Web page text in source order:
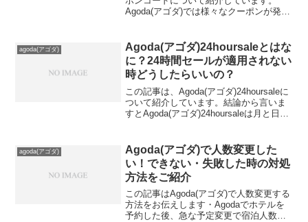
Agoda(アゴダ)では様々なクーポンが発行
クーポンは残念ですが、最大8000円オ...
agoda(アゴダ)
Agoda(アゴダ)24hoursaleとはな
に？24時間セールが適用されない
時どうしたらいいの？
この記事は、Agoda(アゴダ)24hoursaleに
ついて紹介しています。結論から言いま
すとAgoda(アゴダ)24hoursaleは月と日に
スです。Agoda(...
agoda(アゴダ)
Agoda(アゴダ)で人数変更した
い！できない・失敗した時の対処
方法をご紹介
この記事はAgoda(アゴダ)で人数変更する
方法をお伝えします・Agodaでホテルを
予約した後、急な予定変更で宿泊人数を